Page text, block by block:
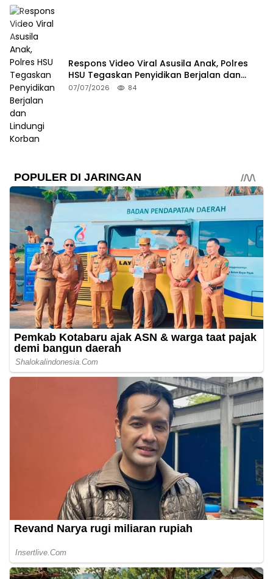
Respons Video Viral Asusila Anak, Polres
HSU Tegaskan Penyidikan Berjalan dan
Lindungi Korban
07/07/2026 84